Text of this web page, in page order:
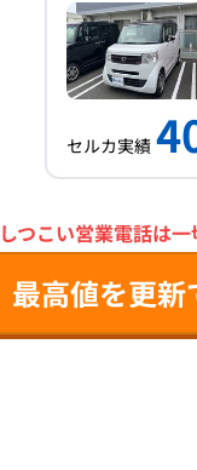
セルカ実績
しつこい営業電話は一
最高値を更